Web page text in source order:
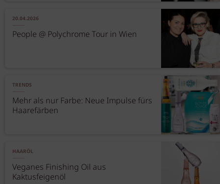
20.04.2026
People @ Polychrome Tour in Wien
TRENDS
Mehr als nur Farbe: Neue Impulse fürs
Haarefärben
HAARÖL
Veganes Finishing Oil aus
Kaktusfeigenöl